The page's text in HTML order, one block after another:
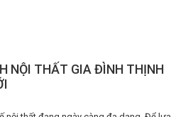
NỘI THẤT GIA ĐÌNH THỊNH